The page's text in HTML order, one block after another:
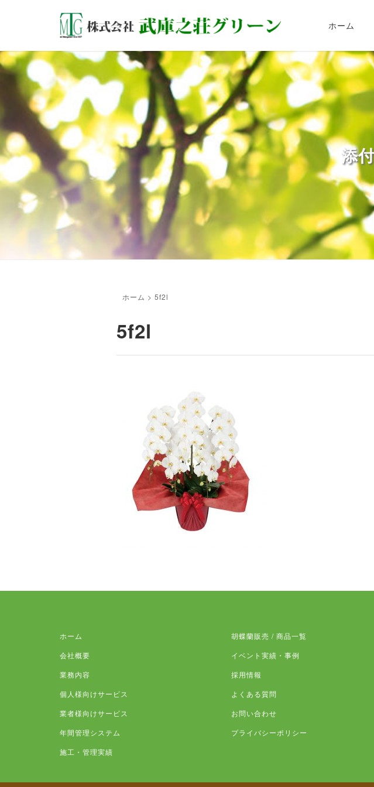
ホーム
添
ホーム >5f2l
5f2l
ホーム
会社概要
業務内容
個人様向けサービス
業者様向けサービス
年間管理システム
施工・管理実績
胡蝶蘭販売 / 商品一覧
イベント実績・事例
採用情報
よくある質問
お問い合わせ
プライバシーポリシー